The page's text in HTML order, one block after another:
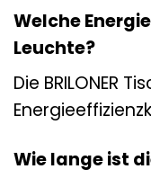
Welche
Leuchte?
Die BRILONER
Wie lange ist